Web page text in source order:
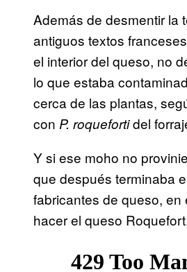
Además de desmentir la
antiguos textos
el interior del queso, no
lo que estaba
cerca de las plantas,
con P. roquefortidel
Y si ese moho no
que después terminaba
fabricantes de queso,
hacer el queso